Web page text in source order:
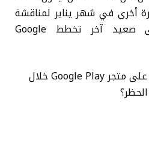
أخرى في شهر يناير لمناقشة
العلاجات الممكنة وعلى صعيد آخر تخطط Google
هل تتوقع عودة Fortnite على متجر Google Play خلال